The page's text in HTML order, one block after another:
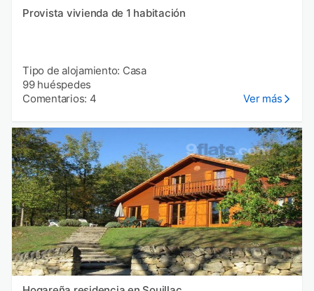
Provista vivienda de 1 habitación
Tipo de alojamiento: Casa
99 huéspedes
Comentarios: 4
Ver más